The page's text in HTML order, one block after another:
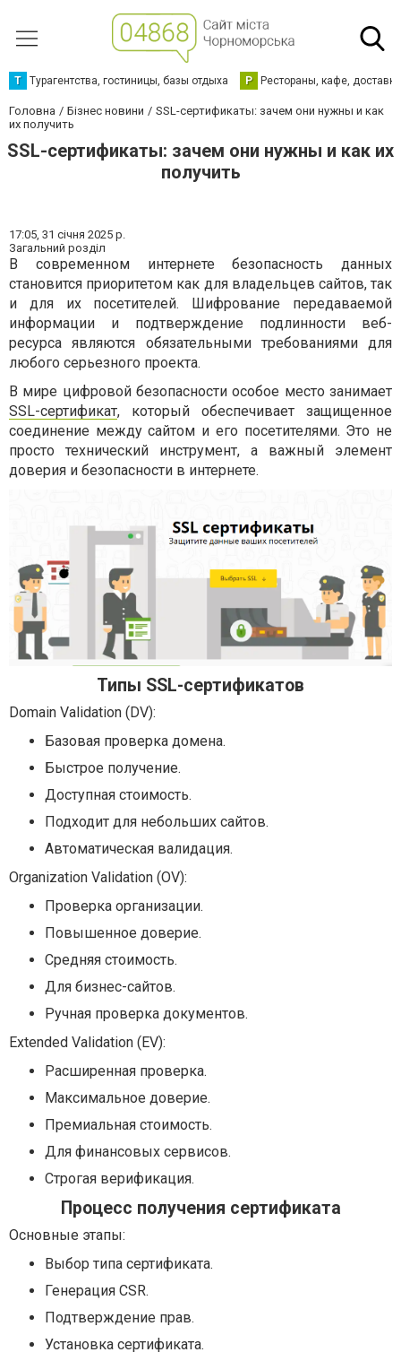
Т Турагентства, гостиницы, базы отдыха Р Рестораны, кафе,
Головна Бізнес новини
SSL-сертификаты: зачем они нужны и как
их получить
SSL-сертификаты: зачем они нужны и как их
получить
17:05, 31 січня 2025 р.
Загальний розділ
В современном интернете безопасность данных
становится приоритетом как для владельцев сайтов, так
и для их посетителей. Шифрование передаваемой
информации и подтверждение подлинности веб-
ресурса являются обязательными требованиями для
любого серьезного проекта.
В мире цифровой безопасности особое место занимает
SSL-сертификат, который обеспечивает защищенное
соединение между сайтом и его посетителями. Это не
просто технический инструмент, а важный элемент
доверия и безопасности в интернете.
Типы SSL-сертификатов
Domain Validation (DV):
Базовая проверка домена.
Быстрое получение.
Доступная стоимость.
Подходит для небольших сайтов.
Автоматическая валидация.
Organization Validation (OV):
Проверка организации.
Повышенное доверие.
Средняя стоимость.
Для бизнес-сайтов.
Ручная проверка документов.
Extended Validation (EV):
Расширенная проверка.
Максимальное доверие.
Премиальная стоимость.
Для финансовых сервисов.
Строгая верификация.
Процесс получения сертификата
Основные этапы:
Выбор типа сертификата.
Генерация CSR.
Подтверждение прав.
Установка сертификата.